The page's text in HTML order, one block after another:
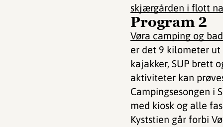
skjærgården i flott
Program 2
Vøra camping og
er det 9 kilometer
kajakker, SUP brett
aktiviteter kan
Campingsesongen i
med kiosk og alle
Kyststien går forbi